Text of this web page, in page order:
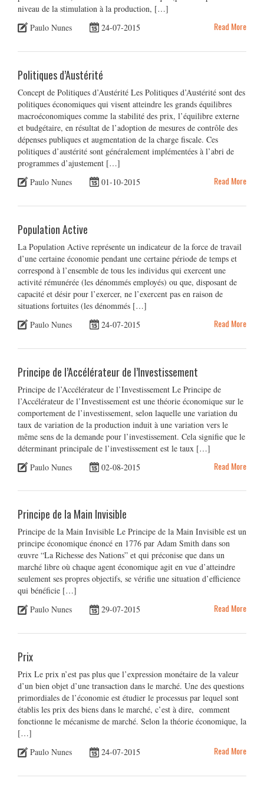
niveau de la stimulation à la production, […]
Paulo Nunes
24-07-2015 Read More
Politiques d’Austérité
Concept de Politiques d’Austérité Les Politiques d’Austérité sont des
politiques économiques qui visent atteindre les grands équilibres
macroéconomiques comme la stabilité des prix, l’équilibre externe
et budgétaire, en résultat de l’adoption de mesures de contrôle des
dépenses publiques et augmentation de la charge fiscale. Ces
politiques d’austérité sont généralement implémentées à l’abri de
programmes d’ajustement […]
Paulo Nunes
01-10-2015 Read More
Population Active
La Population Active représente un indicateur de la force de travail
d’une certaine économie pendant une certaine période de temps et
correspond à l’ensemble de tous les individus qui exercent une
activité rémunérée (les dénommés employés) ou que, disposant de
capacité et désir pour l’exercer, ne l’exercent pas en raison de
situations fortuites (les dénommés […]
Paulo Nunes
24-07-2015 Read More
Principe de l’Accélérateur de l’Investissement
Principe de l’Accélérateur de l’Investissement Le Principe de
l’Accélérateur de l’Investissement est une théorie économique sur le
comportement de l’investissement, selon laquelle une variation du
taux de variation de la production induit à une variation vers le
même sens de la demande pour l’investissement. Cela signifie que le
déterminant principale de l’investissement est le taux […]
Paulo Nunes
02-08-2015 Read More
Principe de la Main Invisible
Principe de la Main Invisible Le Principe de la Main Invisible est un
principe économique énoncé en 1776 par Adam Smith dans son
œuvre “La Richesse des Nations” et qui préconise que dans un
marché libre où chaque agent économique agit en vue d’atteindre
seulement ses propres objectifs, se vérifie une situation d’efficience
qui bénéficie […]
Paulo Nunes
29-07-2015 Read More
Prix
Prix Le prix n’est pas plus que l’expression monétaire de la valeur
d’un bien objet d’une transaction dans le marché. Une des questions
primordiales de l’économie est étudier le processus par lequel sont
établis les prix des biens dans le marché, c’est à dire, comment
fonctionne le mécanisme de marché. Selon la théorie économique, la
[…]
Paulo Nunes
24-07-2015 Read More